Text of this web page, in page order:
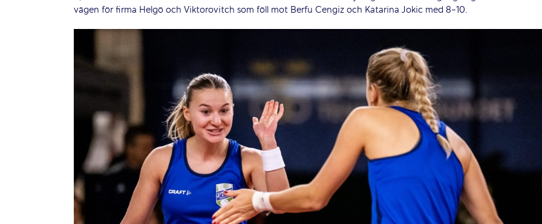
vägen för firma Helgö och Viktorovitch som föll mot Berfu Cengiz och Katarina Jokic med 8-10.